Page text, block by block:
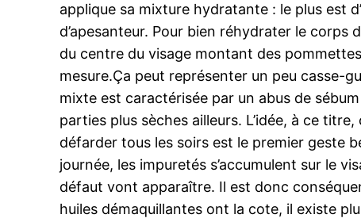
applique sa mixture hydratante : le plus est
d’apesanteur. Pour bien réhydrater le
du centre du visage montant des
mesure.Ça peut représenter un peu casse-
mixte est caractérisée par un abus de
parties plus sèches ailleurs. L’idée, à ce
défarder tous les soirs est le premier geste
journée, les impuretés s’accumulent sur le
défaut vont apparaître. Il est donc
huiles démaquillantes ont la cote, il existe